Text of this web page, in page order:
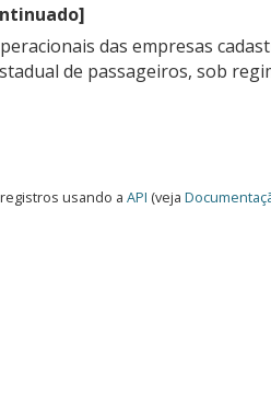
das empresas
de passageiros, sob
usando a API (veja